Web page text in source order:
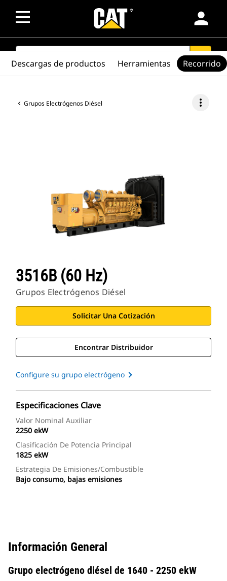
person
SEARCH search
Grupos Electrógenos Diésel more_vert
3516B (60 Hz)
Grupos Electrógenos Diésel
Solicitar Una Cotización
Encontrar Distribuidor
Configure su grupo electrógeno
Especificaciones Clave
Valor Nominal Auxiliar
2250 ekW
Clasificación De Potencia Principal
1825 ekW
Estrategia De Emisiones/combustible
Bajo consumo, bajas emisiones
Descargas de productos Herramientas Recorrido
Información General
Grupo electrógeno diésel de 1640 - 2250 ekW